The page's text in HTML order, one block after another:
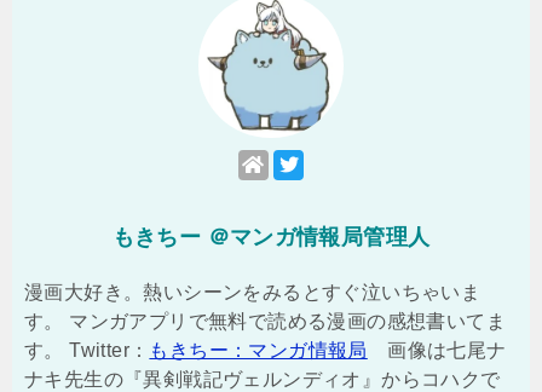
もきちー ＠マンガ情報局管理人
漫画大好き。熱いシーンをみるとすぐ泣いちゃいま
す。 マンガアプリで無料で読める漫画の感想書いてま
す。 Twitter： もきちー：マンガ情報局
画像は七尾ナ
ナキ先生の『異剣戦記ヴェルンディオ』からコハクで